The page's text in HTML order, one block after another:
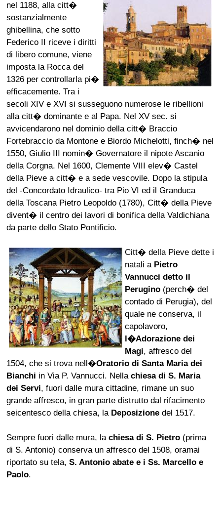
nel 1188, alla citt�
sostanzialmente
ghibellina, che sotto
Federico II riceve i diritti
di libero comune, viene
imposta la Rocca del
1326 per controllarla pi�
efficacemente. Tra i
secoli XIV e XVI si susseguono numerose le ribellioni
alla citt� dominante e al Papa. Nel XV sec. si
avvicendarono nel dominio della citt� Braccio
Fortebraccio da Montone e Biordo Michelotti, finch� nel
1550, Giulio III nomin� Governatore il nipote Ascanio
della Corgna. Nel 1600, Clemente VIII elev� Castel
della Pieve a citt� e a sede vescovile. Dopo la stipula
del -Concordato Idraulico- tra Pio VI ed il Granduca
della Toscana Pietro Leopoldo (1780), Citt� della Pieve
divent� il centro dei lavori di bonifica della Valdichiana
da parte dello Stato Pontificio.
Citt� della Pieve dette i
natali a Pietro
Vannucci detto il
Perugino (perch� del
contado di Perugia), del
quale ne conserva, il
capolavoro,
l�Adorazione dei
Magi, affresco del
1504, che si trova nell�Oratorio di Santa Maria dei
Bianchi in Via P. Vannucci. Nellachiesa di S. Maria
dei Servi, fuori dalle mura cittadine, rimane un suo
grande affresco, in gran parte distrutto dal rifacimento
seicentesco della chiesa, la Deposizione del 1517.
Sempre fuori dalle mura, lachiesa di S. Pietro (prima
di S. Antonio) conserva un affresco del 1508, oramai
riportato su tela,S. Antonio abate e i Ss. Marcello e
Paolo.